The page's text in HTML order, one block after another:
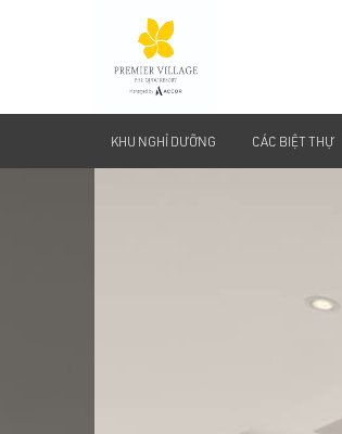
KHU NGHỈ DƯỠNG CÁC BIỆT THỰ